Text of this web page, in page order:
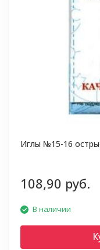
Иглы №15-16
108,90 руб.
В наличии